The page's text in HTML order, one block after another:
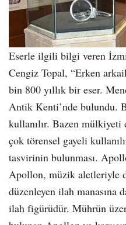
Eserle ilgili bilgi veren
Cengiz Topal, “Erken
bin 800 yıllık bir eser.
Antik Kenti’nde bulundu.
kullanılır. Bazen
çok törensel gayeli
tasvirinin bulunması.
Apollon, müzik aletleriyle
düzenleyen ilah
ilah figürüdür. Mührün